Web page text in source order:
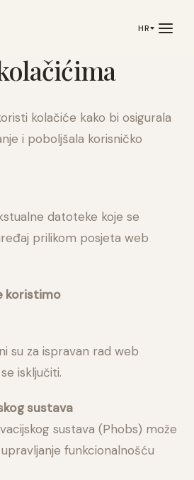
HR
kolačiće kako bi osigurala
i poboljšala korisničko
datoteke koje se
prilikom posjeta web
koristimo
su za ispravan rad web
isključiti.
sustava
sustava (Phobs) može
funkcionalnošću